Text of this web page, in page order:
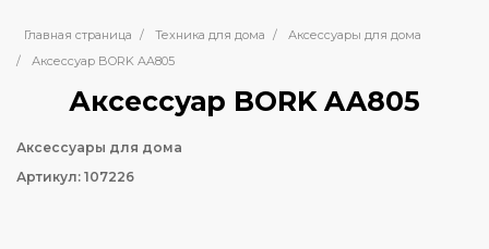
Главная страница / Техника для дома /
Аксессуары для дома
/
Аксессуар BORK AA805
Аксессуар BORK AA805
Аксессуары для дома
Артикул: 107226